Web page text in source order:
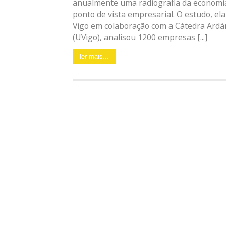
anualmente uma radiografia da
ponto de vista empresarial. O estudo,
Vigo em colaboração com a Cátedra
(UVigo), analisou 1200 empresas [...]
ler mais...